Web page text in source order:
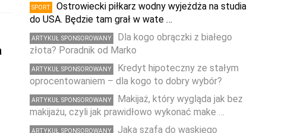
SPORT
Ostrowiecki piłkarz wodny wyjeżdża na studia
do USA. Będzie tam grał w wate …
ARTYKUŁ SPONSOROWANY
Dla kogo obrączki z białego
złota? Poradnik od Marko
ARTYKUŁ SPONSOROWANY
Kredyt hipoteczny ze stałym
oprocentowaniem – dla kogo to dobry wybór?
ARTYKUŁ SPONSOROWANY
Makijaż, który wygląda jak bez
makijażu, czyli jak prawidłowo wykonać make …
ARTYKUŁ SPONSOROWANY
Jaka szafa do wąskiego